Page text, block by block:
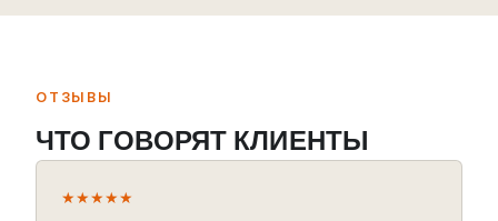
ОТЗЫВЫ
ЧТО ГОВОРЯТ КЛИЕНТЫ
★★★★★